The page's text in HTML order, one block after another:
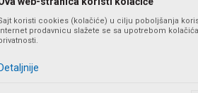
koristi cookies (kolačiće) u cilju poboljšanja
prodavnicu slažete se sa upotrebom
Detaljnije